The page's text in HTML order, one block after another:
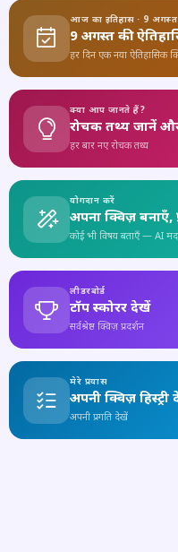
आज का इतिहास · 9 अगस्त
9 अगस्त की
हर दिन एक नया ऐतिहासिक
क्या आप जानते हैं?
रोचक तथ्य जानें
हर बार नए रोचक तथ्य
योगदान करें
अपना क्विज़ बनाएँ,
कोई भी विषय बताएँ — AI
लीडरबोर्ड
टॉप स्कोरर देखें
सर्वश्रेष्ठ क्विज़ प्रदर्शन
मेरे प्रयास
अपनी क्विज़ हिस्ट्री
अपनी प्रगति देखें